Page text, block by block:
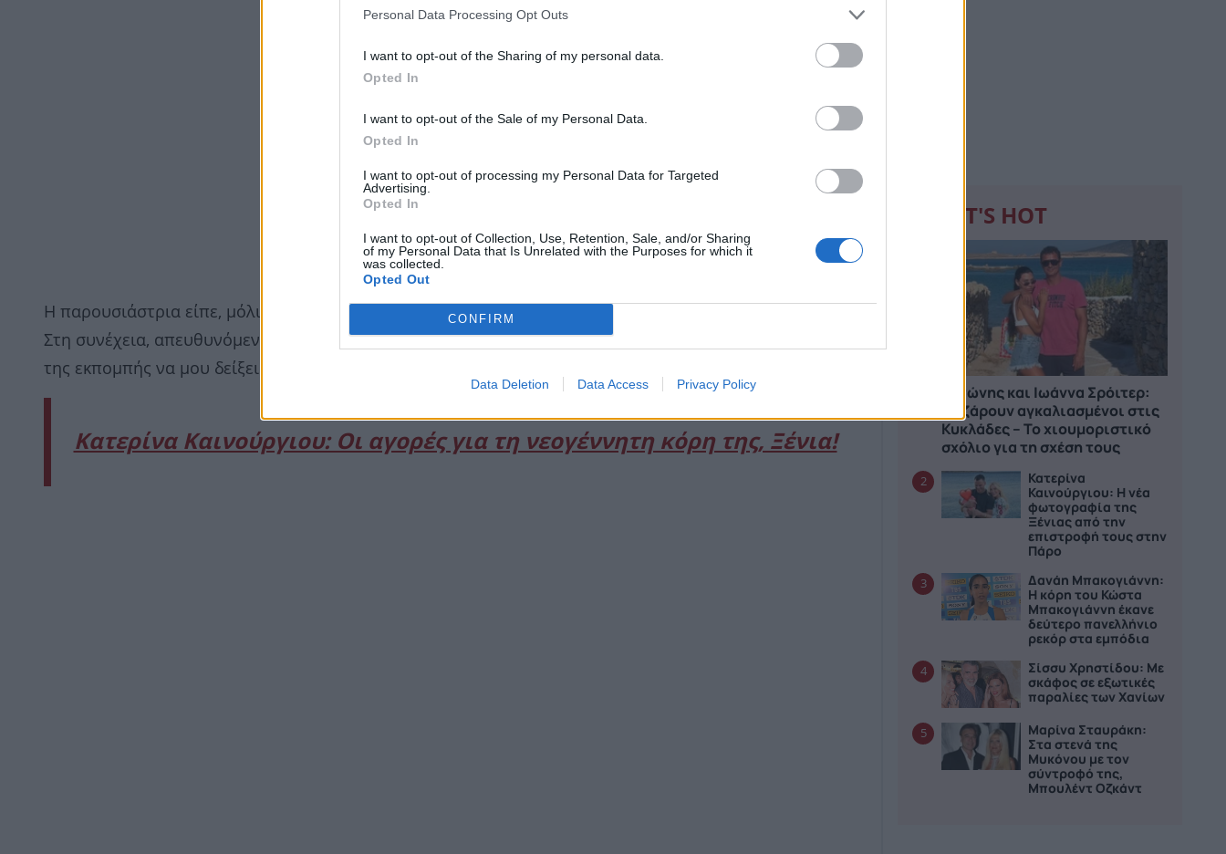
Personal Data Processing Opt Outs
I want to opt-out of the Sharing of my personal data.
Opted In
I want to opt-out of the Sale of my Personal Data.
Opted In
I want to opt-out of processing my Personal Data for Targeted
Advertising.
Opted In
I want to opt-out of Collection, Use, Retention, Sale, and/or Sharing
of my Personal Data that Is Unrelated with the Purposes for which it
was collected.
Opted Out
CONFIRM
Data Deletion Data Access Privacy Policy
Η παρουσιάστρια είπε, μόλις είδε την κλήση: «Με συγχωρείτε λίγο, ο άντρας μου με παίρνει τηλέφωνο».
Στη συνέχεια, απευθυνόμενη στον άντρα της, είπε: «Δεν ξέρεις ότι έχω εκπομπή; Με παίρνεις την ώρα
της εκπομπής να μου δείξεις το μωρό; Έχω εκπομπή αγάπη μου. Δε με έχετε δει ποτέ;».
Κατερίνα Καινούργιου: Οι αγορές για τη νεογέννητη κόρη της, Ξένια!
WHAT'S HOT
Αντώνης και Ιωάννα Σρόιτερ:
Ποζάρουν αγκαλιασμένοι στις
Κυκλάδες – Το χιουμοριστικό
σχόλιο για τη σχέση τους
2
Κατερίνα
Καινούργιου: Η νέα
φωτογραφία της
Ξένιας από την
επιστροφή τους στην
Πάρο
3
Δανάη Μπακογιάννη:
Η κόρη του Κώστα
Μπακογιάννη έκανε
δεύτερο πανελλήνιο
ρεκόρ στα εμπόδια
4
Σίσσυ Χρηστίδου: Με
σκάφος σε εξωτικές
παραλίες των Χανίων
5
Μαρίνα Σταυράκη:
Στα στενά της
Μυκόνου με τον
σύντροφό της,
Μπουλέντ Οζκάντ